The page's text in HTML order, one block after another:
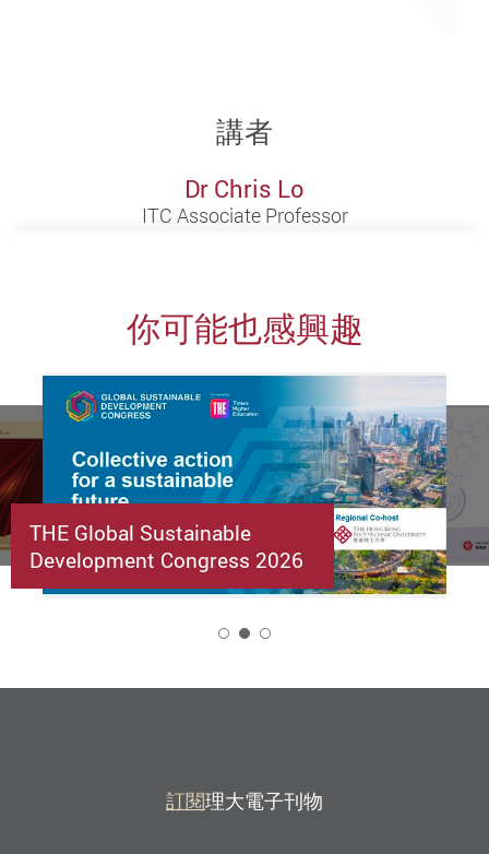
講者
Dr Chris Lo
ITC Associate Professor
你可能也感興趣
THE Global Sustainable
Development Congress 2026
訂閱理大電子刊物